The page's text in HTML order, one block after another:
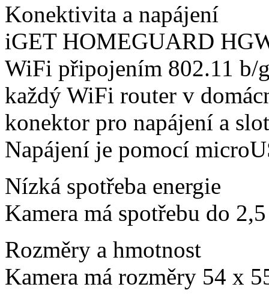
Konektivita a napájení
iGET HOMEGUARD
WiFi připojením 802.11 b/
každý WiFi router v
konektor pro napájení a
Napájení je pomocí
Nízká spotřeba energie
Kamera má spotřebu do
Rozměry a hmotnost
Kamera má rozměry 54 x